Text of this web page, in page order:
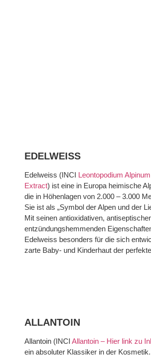
EDELWEISS
Edelweiss (INCI Leontopodium
Extract) ist eine in Europa heimische
die in Höhenlagen von 2.000 – 3.000
Sie ist als „Symbol der Alpen und der
Mit seinen antioxidativen,
entzündungshemmenden
Edelweiss besonders für die sich
zarte Baby- und Kinderhaut der
ALLANTOIN
Allantoin (INCI Allantoin – Hier link zu
ein absoluter Klassiker in der